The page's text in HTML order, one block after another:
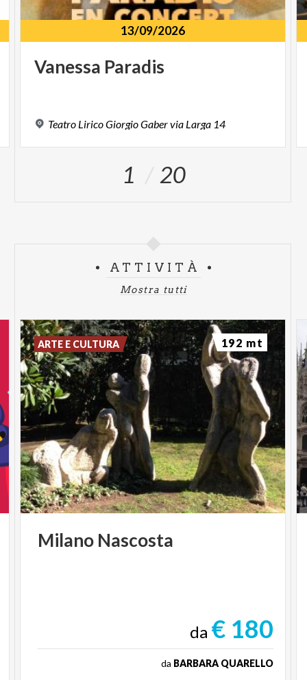
13/09/2026
Vanessa Paradis
Teatro LiricoGiorgioGabervia Larga 14
1 20
ATTIVITÀ
Mostra tutti
Milano Nascosta
da € 180
da BARBARA QUARELLO
ARTE E CULTURA 192 mt